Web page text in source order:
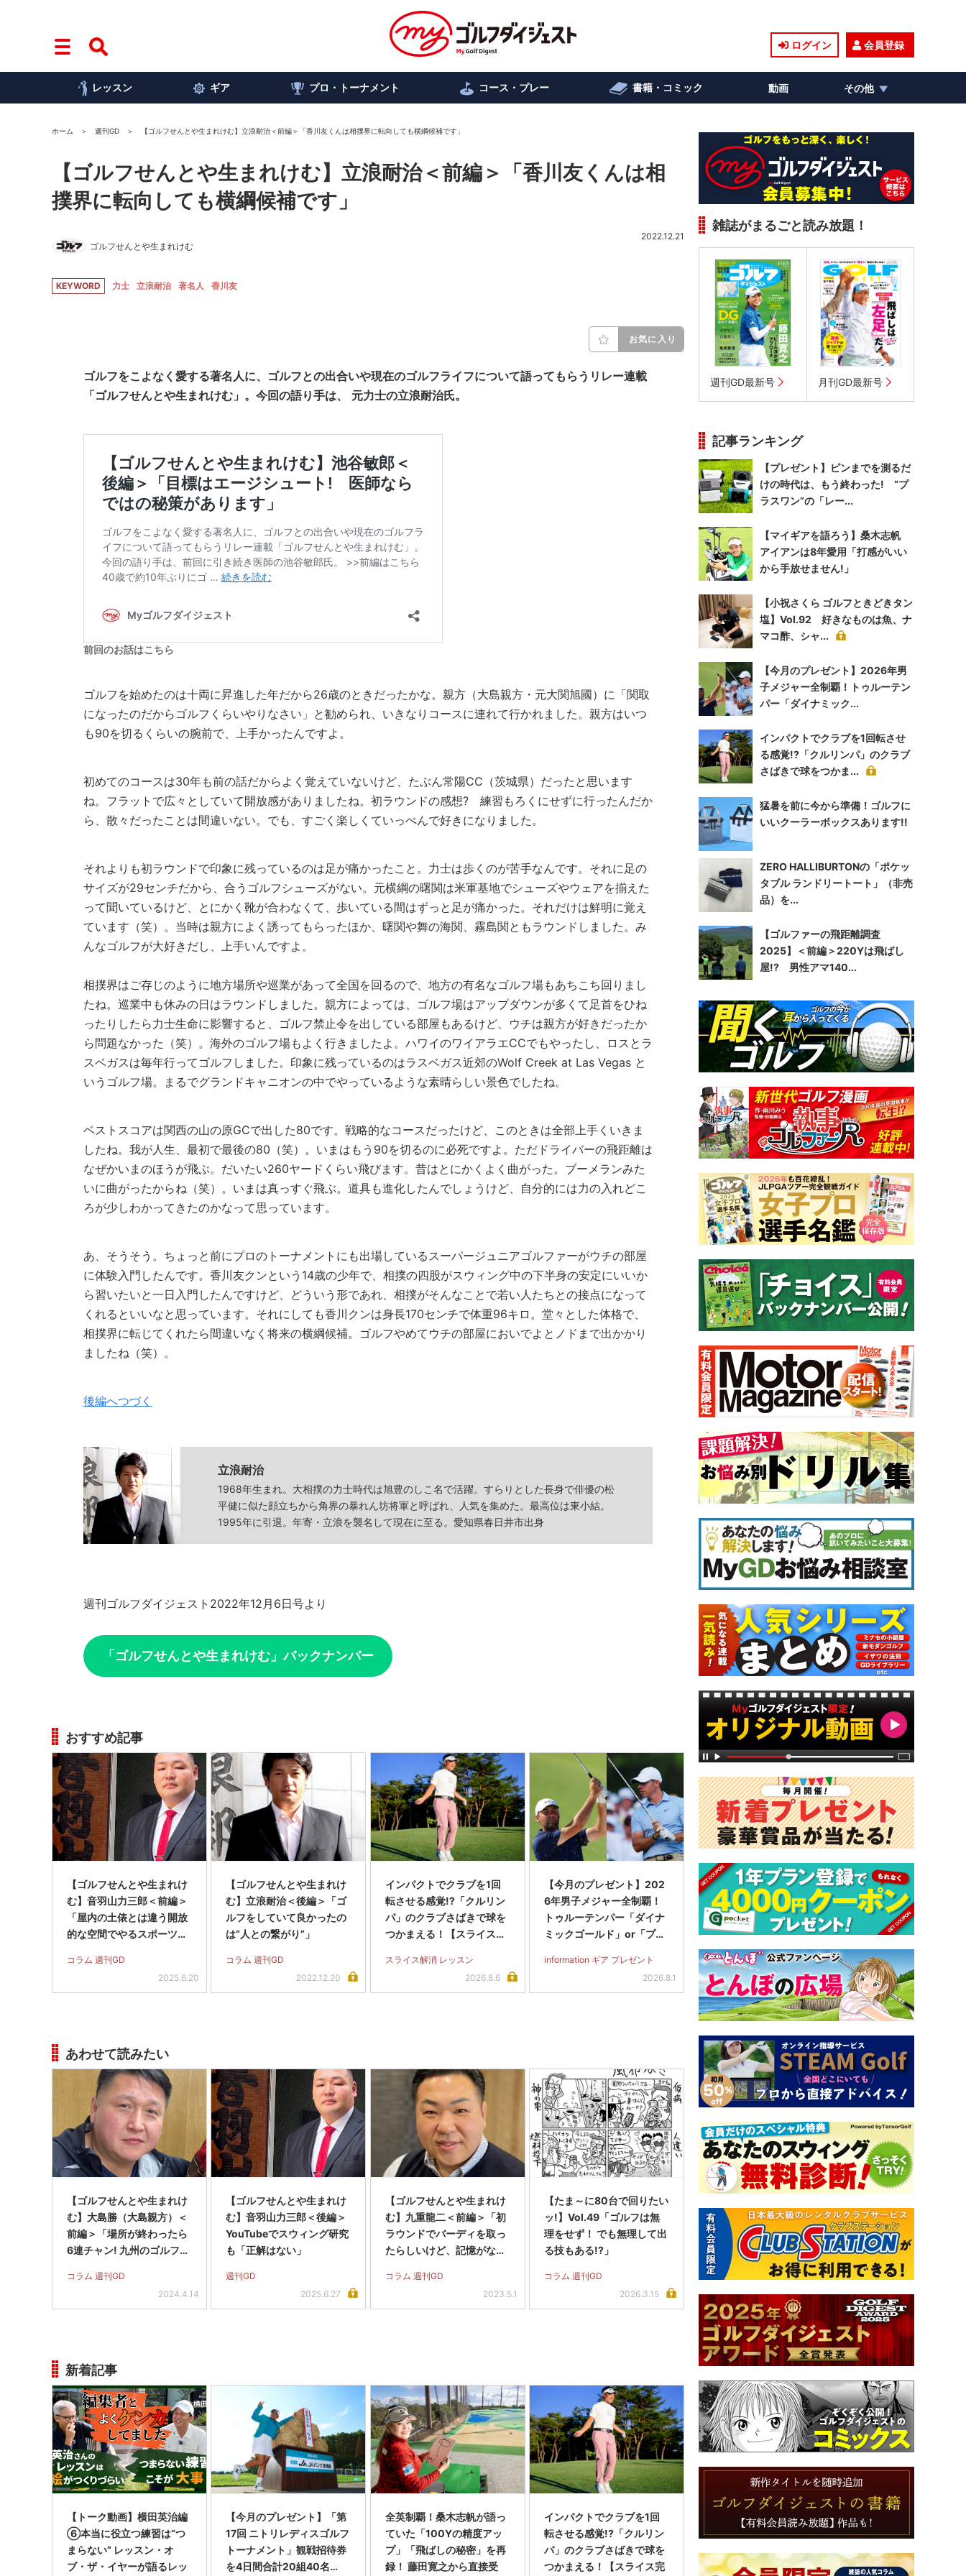
ログイン 会員登録
レッスン ギア プロ・トーナメント コース・プレー 書籍・コミック 動画 その他
ホーム 週刊GD 【ゴルフせんとや生まれけむ】立浪耐治＜前編＞「香川友くんは相撲界に転向しても横綱候補です」
【ゴルフせんとや生まれけむ】立浪耐治＜前編＞「香川友くんは相
撲界に転向しても横綱候補です」
ゴルフせんとや生まれけむ
2022.12.21
KEYWORD 力士 立浪耐治 著名人 香川友
お気に入り
ゴルフをこよなく愛する著名人に、ゴルフとの出合いや現在のゴルフライフについて語ってもらうリレー連載
「ゴルフせんとや生まれけむ」。今回の語り手は、
元力士の立浪耐治氏。
前回のお話はこちら
ゴルフを始めたのは十両に昇進した年だから26歳のときだったかな。親方（大島親方・元大関旭國）に「関取
になったのだからゴルフくらいやりなさい」と勧められ、いきなりコースに連れて行かれました。親方はいつ
も90を切るくらいの腕前で、上手かったんですよ。
初めてのコースは30年も前の話だからよく覚えていないけど、たぶん常陽CC（茨城県）だったと思います
ね。フラットで広々としていて開放感がありましたね。初ラウンドの感想? 練習もろくにせずに行ったんだか
ら、散々だったことは間違いない。でも、すごく楽しくていっぺんで好きになりました。
それよりも初ラウンドで印象に残っているのは足が痛かったこと。力士は歩くのが苦手なんです。それに足の
サイズが29センチだから、合うゴルフシューズがない。元横綱の曙関は米軍基地でシューズやウェアを揃えた
って聞いているけど、とにかく靴が合わなくて、歩いている間はずっと足が痛かった。それだけは鮮明に覚え
ています（笑）。当時は親方によく誘ってもらったほか、曙関や舞の海関、霧島関ともラウンドしました。み
んなゴルフが大好きだし、上手いんですよ。
相撲界はご存じのように地方場所や巡業があって全国を回るので、地方の有名なゴルフ場もあちこち回りまし
たね。巡業中も休みの日はラウンドしました。親方によっては、ゴルフ場はアップダウンが多くて足首をひね
ったりしたら力士生命に影響すると、ゴルフ禁止令を出している部屋もあるけど、ウチは親方が好きだったか
ら問題なかった（笑）。海外のゴルフ場もよく行きましたよ。ハワイのワイアラエCCでもやったし、ロスとラ
スベガスは毎年行ってゴルフしました。印象に残っているのはラスベガス近郊のWolf Creek at Las Vegas と
いうゴルフ場。まるでグランドキャニオンの中でやっているような素晴らしい景色でしたね。
ベストスコアは関西の山の原GCで出した80です。戦略的なコースだったけど、このときは全部上手くいきま
したね。我が人生、最初で最後の80（笑）。いまはもう90を切るのに必死ですよ。ただドライバーの飛距離は
なぜかいまのほうが飛ぶ。だいたい260ヤードくらい飛びます。昔はとにかくよく曲がった。ブーメランみた
いに曲がったからね（笑）。いまは真っすぐ飛ぶ。道具も進化したんでしょうけど、自分的には力の入れどこ
ろが少しわかってきたのかなって思っています。
あ、そうそう。ちょっと前にプロのトーナメントにも出場しているスーパージュニアゴルファーがウチの部屋
に体験入門したんです。香川友クンという14歳の少年で、相撲の四股がスウィング中の下半身の安定にいいか
ら習いたいと一日入門したんですけど、どういう形であれ、相撲がそんなことで若い人たちとの接点になって
くれるといいなと思っています。それにしても香川クンは身長170センチで体重96キロ。堂々とした体格で、
相撲界に転じてくれたら間違いなく将来の横綱候補。ゴルフやめてウチの部屋においでよとノドまで出かかり
ましたね（笑）。
後編へつづく
立浪耐治
1968年生まれ。大相撲の力士時代は旭豊のしこ名で活躍。すらりとした長身で俳優の松
平健に似た顔立ちから角界の暴れん坊将軍と呼ばれ、人気を集めた。最高位は東小結。
1995年に引退。年寄・立浪を襲名して現在に至る。愛知県春日井市出身
週刊ゴルフダイジェスト2022年12月6日号より
「ゴルフせんとや生まれけむ」バックナンバー
おすすめ記事
【ゴルフせんとや生まれけ
む】音羽山力三郎＜前編＞
「屋内の土俵とは違う開放
的な空間でやるスポーツに
コラム 週刊GD
2025.6.20
【ゴルフせんとや生まれけ
む】立浪耐治＜後編＞「ゴ
ルフをしていて良かったの
は“人との繋がり”」
コラム 週刊GD
2022.12.20
インパクトでクラブを1回
転させる感覚!?「クルリン
パ」のクラブさばきで球を
つかまえる！【スライス完
スライス解消 レッスン
2026.8.6
【今月のプレゼント】202
6年男子メジャー全制覇！
トゥルーテンパー「ダイナ
ミックゴールド」or「プロ
フト（#5～#PW）＋ICON
グリップセットを抽選で2
information ギア プレゼント
2026.8.1
あわせて読みたい
【ゴルフせんとや生まれけ
む】大島勝（大島親方）＜
前編＞「場所が終わったら
6連チャン! 九州のゴルフ環
コラム 週刊GD
2024.4.14
【ゴルフせんとや生まれけ
む】音羽山力三郎＜後編＞
YouTubeでスウィング研究
も「正解はない」
週刊GD
2025.6.27
【ゴルフせんとや生まれけ
む】九重龍二＜前編＞「初
ラウンドでバーディを取っ
たらしいけど、記憶がな
コラム 週刊GD
2023.5.1
【たま～に80台で回りたい
ッ!】Vol.49「ゴルフは無
理をせず！ でも無理して出
る技もある!?」
コラム 週刊GD
2026.3.15
新着記事
【トーク動画】横田英治編
⑥本当に役立つ練習は“つ
まらない” レッスン・オ
ブ・ザ・イヤーが語るレッ
【今月のプレゼント】「第
17回 ニトリレディスゴルフ
トーナメント」観戦招待券
を4日間合計20組40名…
全英制覇！桑木志帆が語っ
ていた「100Yの精度アッ
プ」「飛ばしの秘密」を再
録！ 藤田寛之から直接受
インパクトでクラブを1回
転させる感覚!?「クルリン
パ」のクラブさばきで球を
つかまえる！【スライス完
雑誌がまるごと読み放題！
週刊GD最新号 月刊GD最新号
記事ランキング
【プレゼント】ピンまでを測るだ
けの時代は、もう終わった! “プ
ラスワン”の「レー...
【マイギアを語ろう】桑木志帆
アイアンは8年愛用「打感がいい
から手放せません!」
【小祝さくら ゴルフときどきタン
塩】Vol.92 好きなものは魚、ナ
マコ酢、シャ...
【今月のプレゼント】2026年男
子メジャー全制覇！トゥルーテン
パー「ダイナミック...
インパクトでクラブを1回転させ
る感覚!?「クルリンパ」のクラブ
さばきで球をつかま...
猛暑を前に今から準備！ゴルフに
いいクーラーボックスあります!!
ZERO HALLIBURTONの「ポケッ
タブル ランドリートート」（非売
品）を...
【ゴルファーの飛距離調査
2025】＜前編＞220Yは飛ばし
屋!? 男性アマ140...